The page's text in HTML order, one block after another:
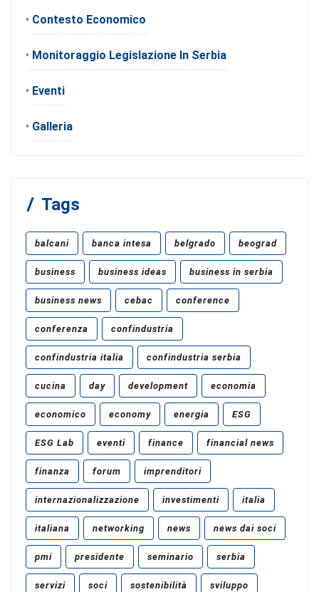
• Contesto Economico
• Monitoraggio Legislazione In Serbia
• Eventi
• Galleria
Tags
balcani banca intesa belgrado beograd
business business ideas business in serbia
business news cebac conference
conferenza confindustria
confindustria italia confindustria serbia
cucina day development economia
economico economy energia ESG
ESG Lab eventi finance financial news
finanza forum imprenditori
internazionalizzazione investimenti italia
italiana networking news news dai soci
pmi presidente seminario serbia
servizi soci sostenibilità sviluppo